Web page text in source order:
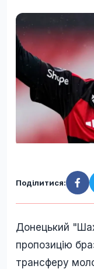
Поділитися:
Донецький
пропозицію
трансферу